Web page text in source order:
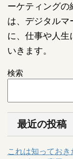
ーケティング
は、デジタル
に、仕事や人生
いきます。
検索
最近の投稿
これは知ってお